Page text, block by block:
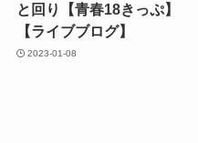
と回り【青春18きっぷ】
【ライブブログ】
2023-01-08